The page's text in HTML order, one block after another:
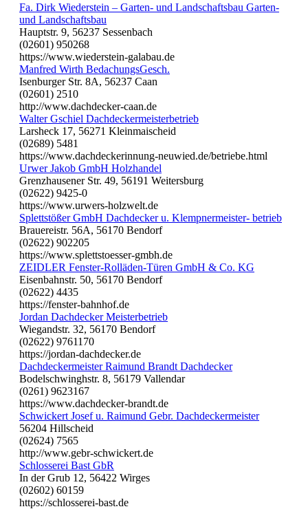
Fa. Dirk Wiederstein – Garten- und Landschaftsbau Garten-
und Landschaftsbau
Hauptstr. 9, 56237 Sessenbach
(02601) 950268
https://www.wiederstein-galabau.de
Manfred Wirth BedachungsGesch.
Isenburger Str. 8A, 56237 Caan
(02601) 2510
http://www.dachdecker-caan.de
Walter Gschiel Dachdeckermeisterbetrieb
Larsheck 17, 56271 Kleinmaischeid
(02689) 5481
https://www.dachdeckerinnung-neuwied.de/betriebe.html
Urwer Jakob GmbH Holzhandel
Grenzhausener Str. 49, 56191 Weitersburg
(02622) 9425-0
https://www.urwers-holzwelt.de
Splettstößer GmbH Dachdecker u. Klempnermeister- betrieb
Brauereistr. 56A, 56170 Bendorf
(02622) 902205
https://www.splettstoesser-gmbh.de
ZEIDLER Fenster-Rolläden-Türen GmbH & Co. KG
Eisenbahnstr. 50, 56170 Bendorf
(02622) 4435
https://fenster-bahnhof.de
Jordan Dachdecker Meisterbetrieb
Wiegandstr. 32, 56170 Bendorf
(02622) 9761170
https://jordan-dachdecker.de
Dachdeckermeister Raimund Brandt Dachdecker
Bodelschwinghstr. 8, 56179 Vallendar
(0261) 9623167
https://www.dachdecker-brandt.de
Schwickert Josef u. Raimund Gebr. Dachdeckermeister
56204 Hillscheid
(02624) 7565
http://www.gebr-schwickert.de
Schlosserei Bast GbR
In der Grub 12, 56422 Wirges
(02602) 60159
https://schlosserei-bast.de